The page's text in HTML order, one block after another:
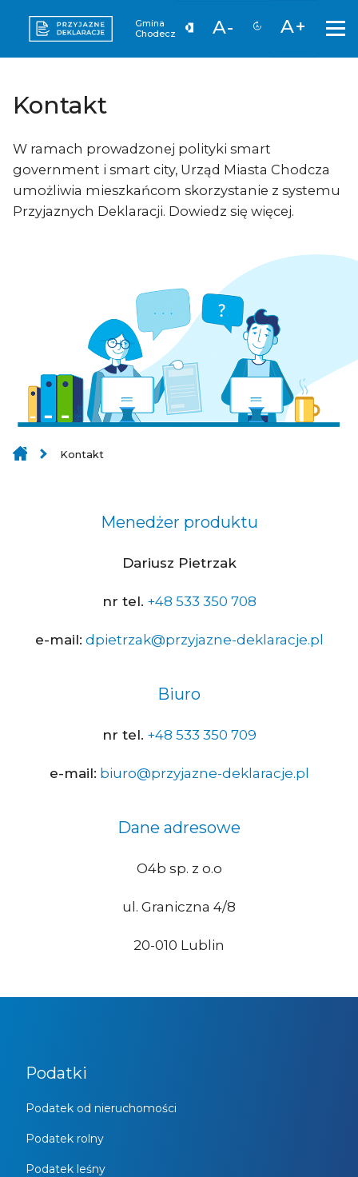
Gmina
Chodecz
A- A+
Kontakt
W ramach prowadzonej polityki smart
government i smart city, Urząd Miasta Chodcza
umożliwia mieszkańcom skorzystanie z systemu
Przyjaznych Deklaracji. Dowiedz się więcej.
Kontakt
Menedżer produktu
Dariusz Pietrzak
nr tel. +48 533 350 708
e-mail: dpietrzak@przyjazne-deklaracje.pl
Biuro
nr tel. +48 533 350 709
e-mail: biuro@przyjazne-deklaracje.pl
Dane adresowe
O4b sp. z o.o
ul. Graniczna 4/8
20-010 Lublin
Podatki
Podatek od nieruchomości
Podatek rolny
Podatek leśny